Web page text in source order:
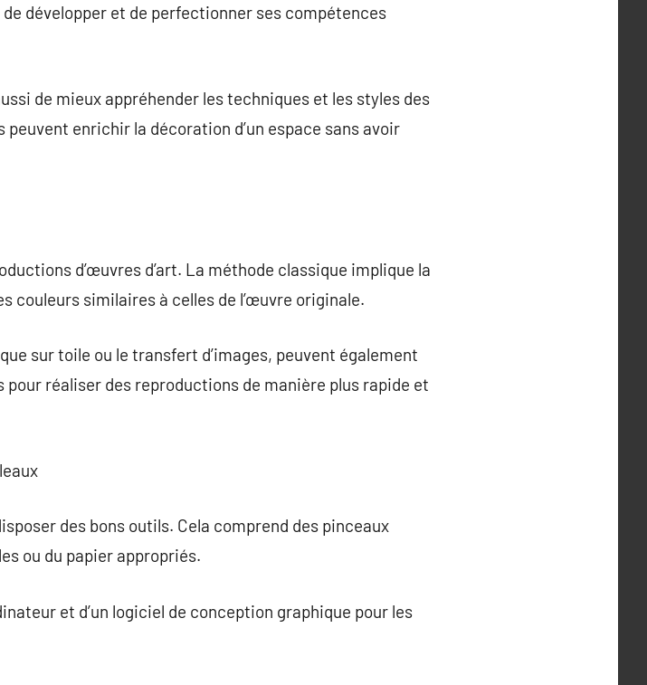
développer et de perfectionner ses compétences
de mieux appréhender les techniques et les styles des
enrichir la décoration d’un espace sans avoir
d’œuvres d’art. La méthode classique implique la
couleurs similaires à celles de l’œuvre originale.
sur toile ou le transfert d’images, peuvent également
réaliser des reproductions de manière plus rapide et
des bons outils. Cela comprend des pinceaux
ou du papier appropriés.
et d’un logiciel de conception graphique pour les